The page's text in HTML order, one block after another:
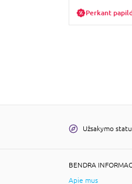
Perkant
Užsakymo
BENDRA
Apie mus